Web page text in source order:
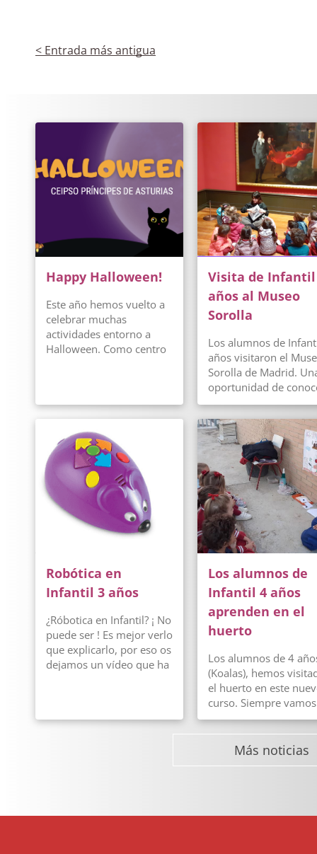
< Entrada más antigua
Happy Halloween!
Este año hemos vuelto a
celebrar muchas
actividades entorno a
Halloween. Como centro
creatividad que nos
ofrece esta celebración.
Os ofrecemos como
muestra un vídeo con
algunas de las actividades
que se han realizado y
que han llegado a nuestra
redacción. Espero que
disfrutéis tanto como los
Visita de Infantil
años al Museo
Sorolla
Los alumnos de
años visitaron el
Sorolla de Madrid.
oportunidad de
la casa, los cuadros y
precioso jardín de
emblemático museo.
visita se inscribe en
actividades que
realizando como
del primer proyecto
este curso 2022-23.
vídeo podéis ver
imágenes. Esther
Hernández y María
Campillo. Tutoras de
Infantil 4 años
Robótica en
Infantil 3 años
¿Róbotica en Infantil? ¡ No
puede ser ! Es mejor verlo
que explicarlo, por eso os
dejamos un vídeo que ha
Los alumnos de
Infantil 4 años
aprenden en el
huerto
Los alumnos de 4
(Koalas), hemos
el huerto en este
curso. Siempre vamos
con mucha ilusión,
es una actividad que
gusta, disfrutamos y
Más noticias